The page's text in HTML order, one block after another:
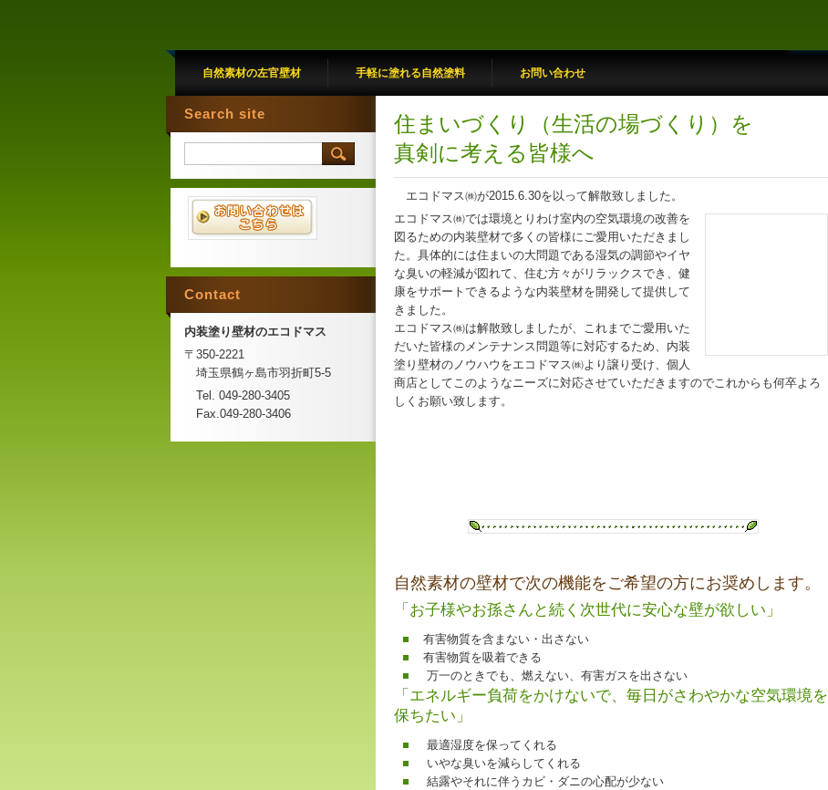
自然素材の左官壁材 手軽に塗れる自然塗料 お問い合わせ
住まいづくり（生活の場づくり）を
真剣に考える皆様へ
エコドマス㈱が2015.6.30を以って解散致しました。
エコドマス㈱では環境とりわけ室内の空気環境の改善を
図るための内装壁材で多くの皆様にご愛用いただきまし
た。具体的には住まいの大問題である湿気の調節やイヤ
な臭いの軽減が図れて、住む方々がリラックスでき、健
康をサポートできるような内装壁材を開発して提供して
きました。
エコドマス㈱は解散致しましたが、これまでご愛用いた
だいた皆様のメンテナンス問題等に対応するため、内装
塗り壁材のノウハウをエコドマス㈱より譲り受け、個人
商店としてこのようなニーズに対応させていただきますのでこれからも何卒よろ
しくお願い致します。
自然素材の壁材で次の機能をご希望の方にお奨めします。
「お子様やお孫さんと続く次世代に安心な壁が欲しい」
有害物質を含まない・出さない
有害物質を吸着できる
万一のときでも、燃えない、有害ガスを出さない
「エネルギー負荷をかけないで、毎日がさわやかな空気環境を
保ちたい」
最適湿度を保ってくれる
いやな臭いを減らしてくれる
結露やそれに伴うカビ・ダニの心配が少ない
Search site
Contact
内装塗り壁材のエコドマス
〒350-2221
埼玉県鶴ヶ島市羽折町5-5
Tel. 049-280-3405
Fax.049-280-3406